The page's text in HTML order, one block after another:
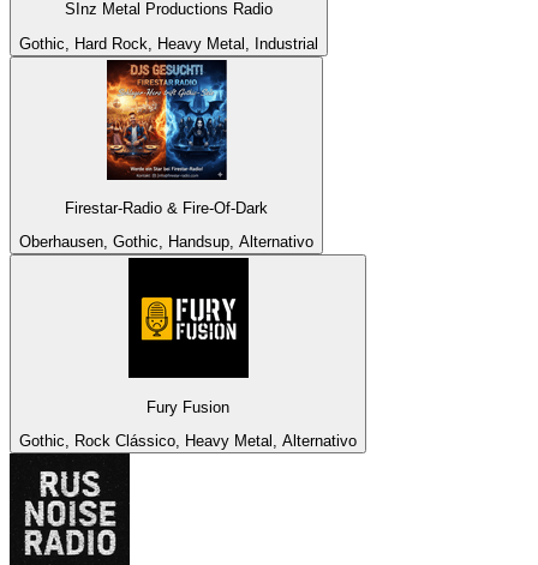
SInz Metal Productions Radio
Gothic, Hard Rock, Heavy Metal, Industrial
Firestar-Radio & Fire-Of-Dark
Oberhausen, Gothic, Handsup, Alternativo
Fury Fusion
Gothic, Rock Clássico, Heavy Metal, Alternativo